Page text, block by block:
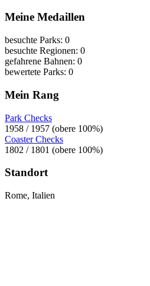
Meine Medaillen
besuchte Parks: 0
besuchte Regionen: 0
gefahrene Bahnen: 0
bewertete Parks: 0
Mein Rang
Park Checks
1958 / 1957 (obere 100%)
Coaster Checks
1802 / 1801 (obere 100%)
Standort
Rome, Italien